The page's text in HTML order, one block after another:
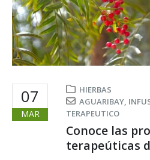
07
MAR
HIERBAS
AGUARIBAY,
TERAPEUTICO
Conoce las
terapeúticas